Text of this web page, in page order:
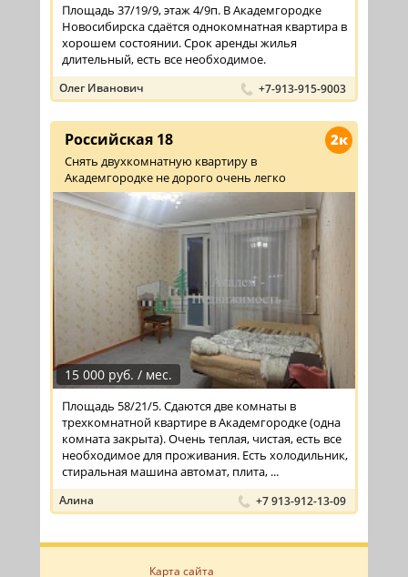
Площадь 37/19/9, этаж 4/9п. В Академгородке
Новосибирска сдаётся однокомнатная квартира в
хорошем состоянии. Срок аренды жилья
длительный, есть все необходимое.
Олег Иванович +7-913-915-9003
2к
Российская 18
Снять двухкомнатную квартиру в
Академгородке не дорого очень легко
15 000 руб. / мес.
Площадь 58/21/5. Сдаются две комнаты в
трехкомнатной квартире в Академгородке (одна
комната закрыта). Очень теплая, чистая, есть все
необходимое для проживания. Есть холодильник,
стиральная машина автомат, плита, ...
Алина +7 913-912-13-09
Карта сайта